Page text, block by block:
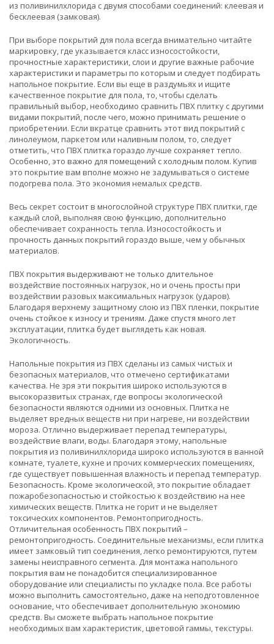
из поливинилхлорида с двумя способами соединений: клеевая и
бесклеевая (замковая).
При выборе покрытий для пола всегда внимательно читайте
маркировку, где указывается класс износостойкости,
прочностные характеристики, слои и другие важные рабочие
характеристики и параметры по которым и следует подбирать
напольное покрытие. Если вы еще в раздумьях и ищите
качественное покрытие для пола, то, чтобы сделать
правильный выбор, необходимо сравнить ПВХ плитку с другими
видами покрытий, после чего, можно принимать решение о
приобретении. Если вкратце сравнить этот вид покрытий с
линолеумом, паркетом или наливным полом, то, следует
отметить, что ПВХ плитка гораздо лучше сохраняет тепло.
Особенно, это важно для помещений с холодным полом. Купив
это покрытие вам вполне можно не задумываться о системе
подогрева пола. Это экономия немалых средств.
Весь секрет состоит в многослойной структуре ПВХ плитки, где
каждый слой, выполняя свою функцию, дополнительно
обеспечивает сохранность тепла. Износостойкость и
прочность данных покрытий гораздо выше, чем у обычных
материалов.
ПВХ покрытия выдерживают не только длительное
воздействие постоянных нагрузок, но и очень просты при
воздействии разовых максимальных нагрузок (ударов).
Благодаря верхнему защитному слою из ПВХ пленки, покрытие
очень стойкое к износу и трениям. Даже спустя много лет
эксплуатации, плитка будет выглядеть как новая.
Экологичность.
Напольные покрытия из ПВХ сделаны из самых чистых и
безопасных материалов, что отмечено сертификатами
качества. Не зря эти покрытия широко используются в
высокоразвитых странах, где вопросы экологической
безопасности являются одними из основных. Плитка не
выделяет вредных веществ ни при нагреве, ни воздействии
мороза. Отлично выдерживает перепад температуры,
воздействие влаги, воды. Благодаря этому, напольные
покрытия из поливинилхлорида широко используются в ванной
комнате, туалете, кухне и прочих коммерческих помещениях,
где существует повышенная влажность и перепад температур.
Безопасность. Кроме экологической, это покрытие обладает
пожаробезопасностью и стойкостью к воздействию на нее
химических веществ. Плитка не горит и не выделяет
токсических компонентов. Ремонтопригодность.
Отличительная особенность ПВХ покрытий –
ремонтопригодность. Соединительные механизмы, если плитка
имеет замковый тип соединения, легко ремонтируются, путем
замены неисправного сегмента. Для монтажа напольного
покрытия вам не понадобится специализированное
оборудование или специалисты по укладке пола. Все работы
можно выполнить самостоятельно, даже на неподготовленное
основание, что обеспечивает дополнительную экономию
средств. Вы сможете выбрать напольное покрытие
необходимых вам характеристик, цветовой гаммы, текстуры.